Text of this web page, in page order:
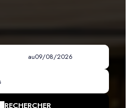
au
RECHERCHER